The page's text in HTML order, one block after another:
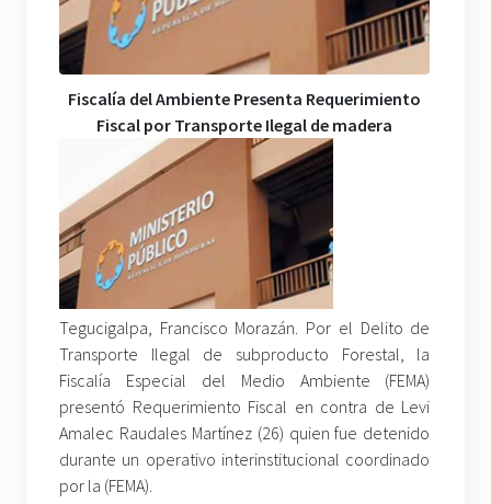
Fiscalía del Ambiente Presenta Requerimiento
Fiscal por Transporte Ilegal de madera
Tegucigalpa, Francisco Morazán. Por el Delito de
Transporte Ilegal de subproducto Forestal, la
Fiscalía Especial del Medio Ambiente (FEMA)
presentó Requerimiento Fiscal en contra de Levi
Amalec Raudales Martínez (26) quien fue detenido
durante un operativo interinstitucional coordinado
por la (FEMA).